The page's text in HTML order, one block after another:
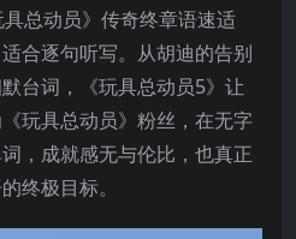
总动员》传奇终章语速适
合逐句听写。从胡迪的告别
台词，《玩具总动员5》让
玩具总动员》粉丝，在无字
，成就感无与伦比，也真正
终极目标。